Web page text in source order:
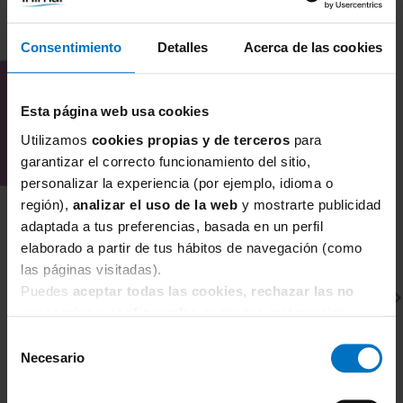
Consentimiento Detalles Acerca de las cookies
Esta página web usa cookies
Utilizamos cookies propias y de terceros para
garantizar el correcto funcionamiento del sitio,
personalizar la experiencia (por ejemplo, idioma o
región), analizar el uso de la web y mostrarte publicidad
adaptada a tus preferencias, basada en un perfil
elaborado a partir de tus hábitos de navegación (como
las páginas visitadas).
Puedes aceptar todas las cookies, rechazar las no
Necesario
COMBÍNALO CON